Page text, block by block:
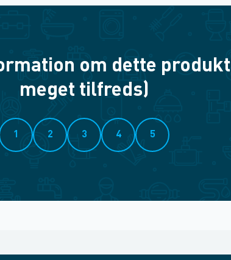
om dette
meget tilfreds)
1 2 3 4 5